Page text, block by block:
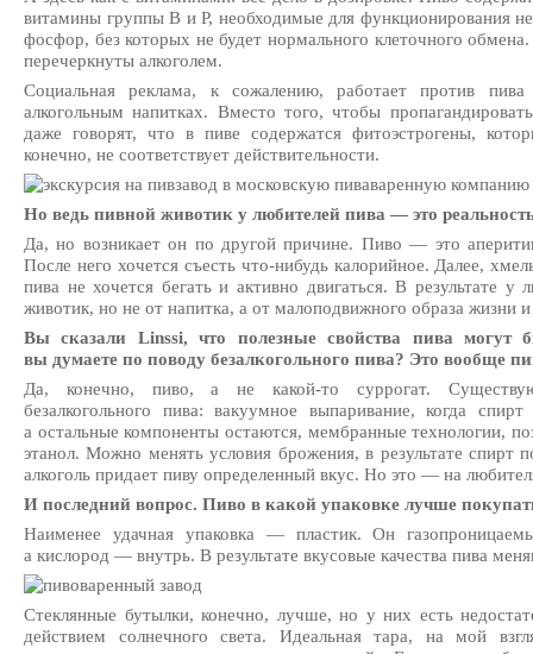
витамины группы В и Р, необходимые для функционирования
фосфор, без которых не будет нормального клеточного
перечеркнуты алкоголем.
Социальная реклама, к сожалению, работает против
алкогольным напитках. Вместо того, чтобы
даже говорят, что в пиве содержатся фитоэстрогены,
конечно, не соответствует действительности.
Но ведь пивной животик у любителей пива — это
Да, но возникает он по другой причине. Пиво — это
После него хочется съесть что-нибудь калорийное. Далее,
пива не хочется бегать и активно двигаться. В результате у
животик, но не от напитка, а от малоподвижного образа жизни
Вы сказали Linssi, что полезные свойства пива могут
вы думаете по поводу безалкогольного пива? Это вообще
Да, конечно, пиво, а не какой-то суррогат.
безалкогольного пива: вакуумное выпаривание, когда
а остальные компоненты остаются, мембранные технологии,
этанол. Можно менять условия брожения, в результате спирт
алкоголь придает пиву определенный вкус. Но это — на
И последний вопрос. Пиво в какой упаковке лучше
Наименее удачная упаковка — пластик. Он
а кислород — внутрь. В результате вкусовые качества пива
Стеклянные бутылки, конечно, лучше, но у них есть
действием солнечного света. Идеальная тара, на мой